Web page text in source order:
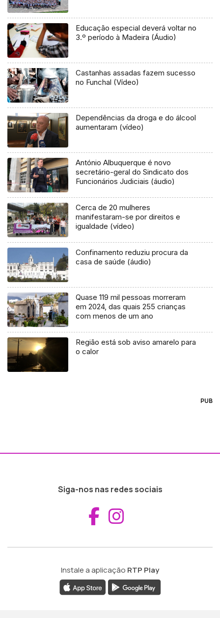
Educação especial deverá voltar no
3.º período à Madeira (Áudio)
Castanhas assadas fazem sucesso
no Funchal (Vídeo)
Dependências da droga e do álcool
aumentaram (vídeo)
António Albuquerque é novo
secretário-geral do Sindicato dos
Funcionários Judiciais (áudio)
Cerca de 20 mulheres
manifestaram-se por direitos e
igualdade (vídeo)
Confinamento reduziu procura da
casa de saúde (áudio)
Quase 119 mil pessoas morreram
em 2024, das quais 255 crianças
com menos de um ano
Região está sob aviso amarelo para
o calor
PUB
Siga-nos nas redes sociais
Aceder ao
Instale a aplicação RTP Play